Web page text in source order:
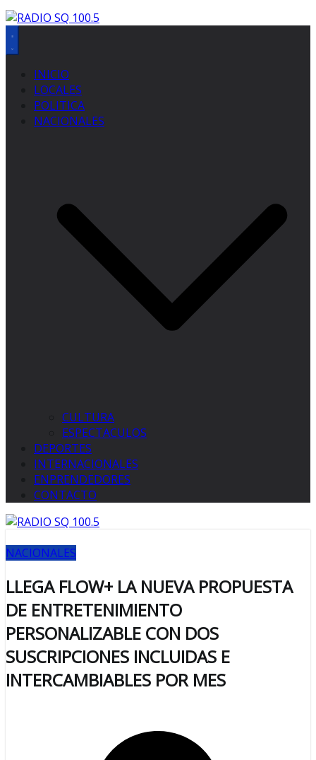
INICIO
LOCALES
POLITICA
NACIONALES
CULTURA
ESPECTACULOS
DEPORTES
INTERNACIONALES
ENPRENDEDORES
CONTACTO
NACIONALES
LLEGA FLOW+ LA NUEVA PROPUESTA
DE ENTRETENIMIENTO
PERSONALIZABLE CON DOS
SUSCRIPCIONES INCLUIDAS E
INTERCAMBIABLES POR MES